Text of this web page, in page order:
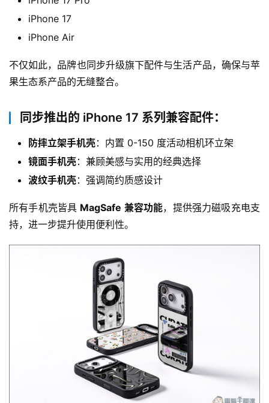
iPhone 17
iPhone Air
不仅如此，品牌也同步升级旗下配件与生活产品，确保与苹
果生态系产品的无缝整合。
同步推出的 iPhone 17 系列兼容配件：
防摔立架手机壳：内置 0-150 度活动相机环立架
镜面手机壳：兼顾美感与实用的经典选择
波纹手机壳：强调简约质感设计
所有手机壳皆具 MagSafe 兼容功能，提供强力磁吸充电支
持，进一步提升使用便利性。